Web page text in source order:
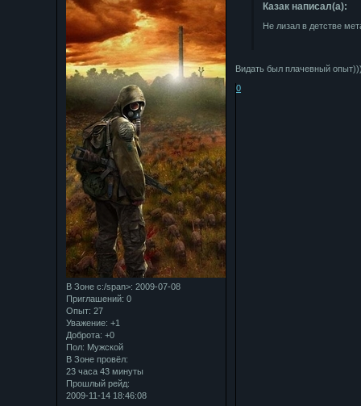
В Зоне с:/span>: 2009-07-08
Приглашений: 0
Опыт: 27
Уважение: +1
Доброта: +0
Пол: Мужской
В Зоне провёл:
23 часа 43 минуты
Прошлый рейд:
2009-11-14 18:46:08
Казак написал(а):
Не лизал в детстве
Видать был плачевный
0